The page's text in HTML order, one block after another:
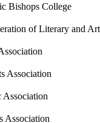
Bishops College
of Literary and
Association
Association